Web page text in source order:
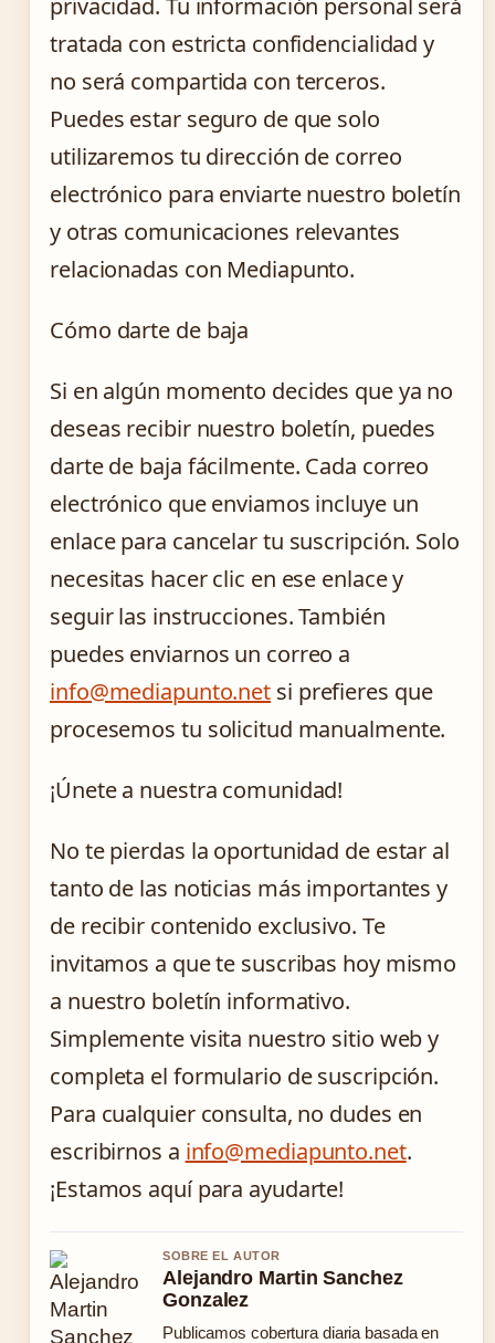
privacidad. Tu información personal será
tratada con estricta confidencialidad y
no será compartida con terceros.
Puedes estar seguro de que solo
utilizaremos tu dirección de correo
electrónico para enviarte nuestro boletín
y otras comunicaciones relevantes
relacionadas con Mediapunto.
Cómo darte de baja
Si en algún momento decides que ya no
deseas recibir nuestro boletín, puedes
darte de baja fácilmente. Cada correo
electrónico que enviamos incluye un
enlace para cancelar tu suscripción. Solo
necesitas hacer clic en ese enlace y
seguir las instrucciones. También
puedes enviarnos un correo a
info@mediapunto.net si prefieres que
procesemos tu solicitud manualmente.
¡Únete a nuestra comunidad!
No te pierdas la oportunidad de estar al
tanto de las noticias más importantes y
de recibir contenido exclusivo. Te
invitamos a que te suscribas hoy mismo
a nuestro boletín informativo.
Simplemente visita nuestro sitio web y
completa el formulario de suscripción.
Para cualquier consulta, no dudes en
escribirnos a info@mediapunto.net.
¡Estamos aquí para ayudarte!
SOBRE EL AUTOR
Alejandro Martin Sanchez
Gonzalez
Publicamos cobertura diaria basada en